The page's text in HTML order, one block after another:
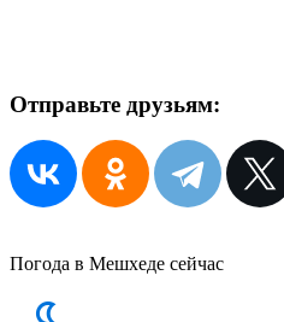
Отправьте друзьям:
Погода в Мешхеде сейчас